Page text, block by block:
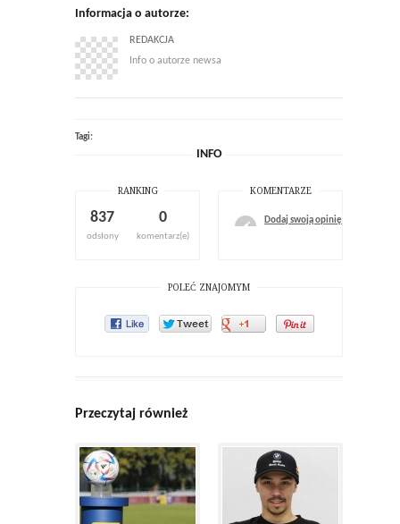
Informacja o autorze:
REDAKCJA
Info o autorze newsa
Tagi:
INFO
RANKING
837
odsłony
0
komentarz(e)
KOMENTARZE
Dodaj swoją opinię
POLEĆ ZNAJOMYM
Przeczytaj również